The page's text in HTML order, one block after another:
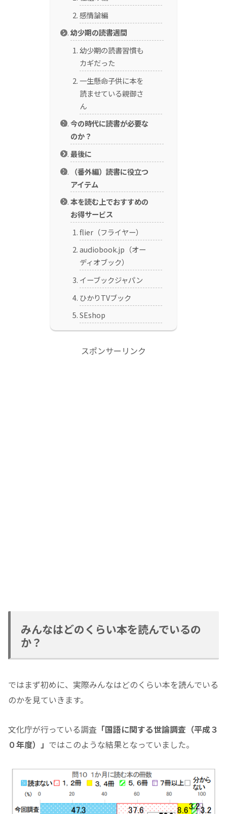
感情論編
幼少期の読書週間
幼少期の読書習慣も
カギだった
一生懸命子供に本を
読ませている親御さ
ん
今の時代に読書が必要な
のか？
最後に
（番外編）読書に役立つ
アイテム
本を読む上でおすすめの
お得サービス
flier（フライヤー）
audiobook.jp（オー
ディオブック）
イーブックジャパン
ひかりTVブック
SEshop
スポンサーリンク
みんなはどのくらい本を読んでいるの
か？
ではまず初めに、実際みんなはどのくらい本を読んでいる
のかを見ていきます。
文化庁が行っている調査 「国語に関する世論調査（平成３
０年度）」 ではこのような結果となっていました。